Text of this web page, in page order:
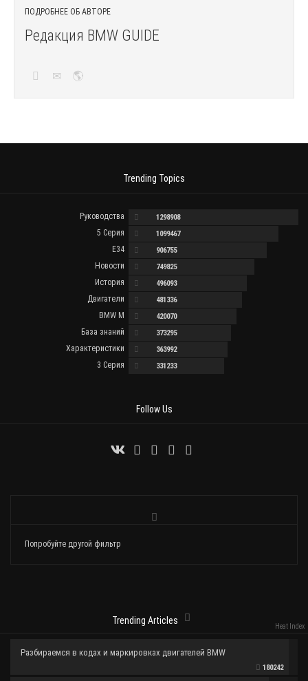
ПОДРОБНЕЕ ОБ АВТОРЕ
Редакция BMW GUIDE
Trending Topics
Руководства 1298908
5 Серия 1099467
E34 906755
Новости 749825
История 496093
Двигатели 481336
BMW M 420070
База знаний 373295
Характеристики 363992
3 Серия 331233
Follow Us
Попробуйте другой фильтр
Trending Articles
Heat Index
Разбираемся в кодах и маркировках двигателей BMW
180242